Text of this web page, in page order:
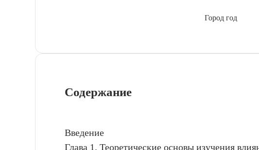
Город год
Содержание
Введение
Глава 1. Теоретические основы изучения